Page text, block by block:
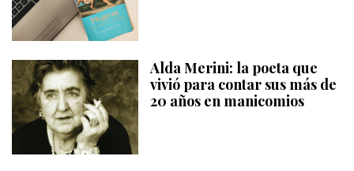
Alda Merini: la poeta que
vivió para contar sus más de
20 años en manicomios